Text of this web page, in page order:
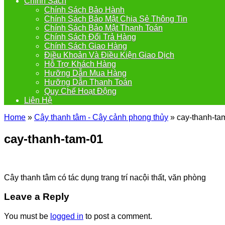
Chính Sách Bảo Hành
Chính Sách Bảo Mật Chia Sẻ Thông Tin
Chính Sách Bảo Mật Thanh Toán
Chính Sách Đổi Trả Hàng
Chính Sách Giao Hàng
Điều Khoản Và Điều Kiện Giao Dịch
Hỗ Trợ Khách Hàng
Hưỡng Dẫn Mua Hàng
Hưỡng Dẫn Thanh Toán
Quy Chế Hoạt Động
Liên Hệ
Home » Cây thanh tâm - Cây cảnh phong thủy » cay-thanh-
cay-thanh-tam-01
Cây thanh tâm có tác dụng trang trí nacội thất, văn phòng
Leave a Reply
You must be logged in to post a comment.